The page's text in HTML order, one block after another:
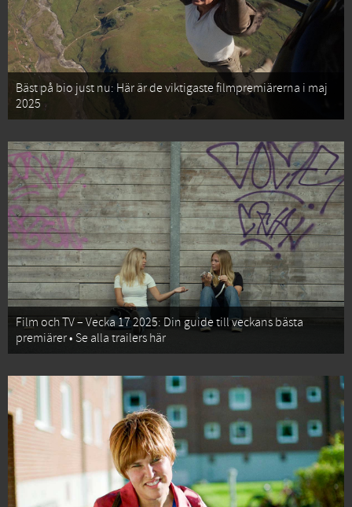
Bäst på bio just nu: Här är de viktigaste filmpremiärerna i maj
2025
Film och TV – Vecka 17 2025: Din guide till veckans bästa
premiärer • Se alla trailers här